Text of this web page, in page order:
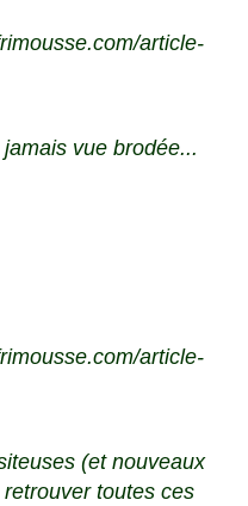
article-
vue brodée...
article-
(et nouveaux
toutes ces